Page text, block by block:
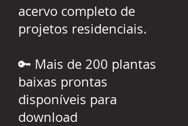
acervo completo de
projetos residenciais.
🔑 Mais de 200 plantas
baixas prontas
disponíveis para
download